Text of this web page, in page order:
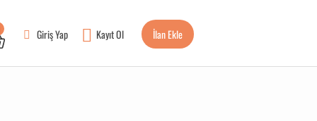
Giriş Yap Kayıt Ol İlan Ekle